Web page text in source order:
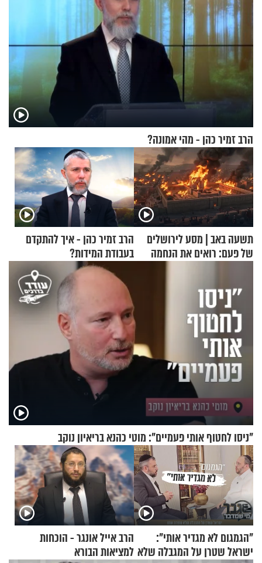
הרב זמיר כהן - מהי אמונה?
תשעה באב | מסע לירושלים
של פעם: רואים את הנחמה
הרב זמיר כהן - איך להתקדם
בעבודת המידות?
"ניסו לחטוף אותי פעמיים": מוטי כהנא בריאיון נוקב
"הגמגום לא מגדיר אותי":
ישראל שטרן על המגבלה שלא
הרב אייל אונגר - הוכחות
למציאות הבורא